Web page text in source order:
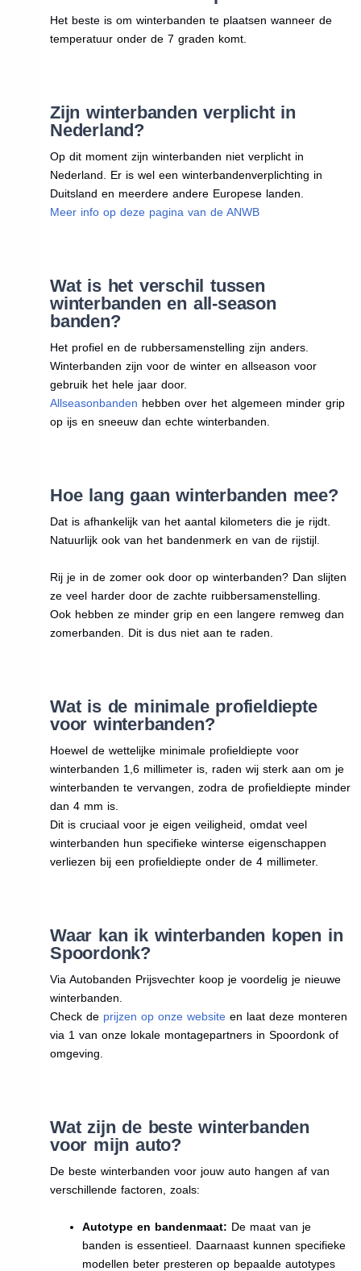
Het beste is om winterbanden te plaatsen wanneer de
temperatuur onder de 7 graden komt.
Zijn winterbanden verplicht in
Nederland?
Op dit moment zijn winterbanden niet verplicht in
Nederland. Er is wel een winterbandenverplichting in
Duitsland en meerdere andere Europese landen.
Meer info op deze pagina van de ANWB
Wat is het verschil tussen
winterbanden en all-season
banden?
Het profiel en de rubbersamenstelling zijn anders.
Winterbanden zijn voor de winter en allseason voor
gebruik het hele jaar door.
Allseasonbanden hebben over het algemeen minder grip
op ijs en sneeuw dan echte winterbanden.
Hoe lang gaan winterbanden mee?
Dat is afhankelijk van het aantal kilometers die je rijdt.
Natuurlijk ook van het bandenmerk en van de rijstijl.
Rij je in de zomer ook door op winterbanden? Dan slijten
ze veel harder door de zachte ruibbersamenstelling.
Ook hebben ze minder grip en een langere remweg dan
zomerbanden. Dit is dus niet aan te raden.
Wat is de minimale profieldiepte
voor winterbanden?
Hoewel de wettelijke minimale profieldiepte voor
winterbanden 1,6 millimeter is, raden wij sterk aan om je
winterbanden te vervangen, zodra de profieldiepte minder
dan 4 mm is.
Dit is cruciaal voor je eigen veiligheid, omdat veel
winterbanden hun specifieke winterse eigenschappen
verliezen bij een profieldiepte onder de 4 millimeter.
Waar kan ik winterbanden kopen in
Spoordonk?
Via Autobanden Prijsvechter koop je voordelig je nieuwe
winterbanden.
Check de prijzen op onze websiteen laat deze monteren
via 1 van onze lokale montagepartners in Spoordonk of
omgeving.
Wat zijn de beste winterbanden
voor mijn auto?
De beste winterbanden voor jouw auto hangen af van
verschillende factoren, zoals:
Autotype en bandenmaat: De maat van je
banden is essentieel. Daarnaast kunnen specifieke
modellen beter presteren op bepaalde autotypes